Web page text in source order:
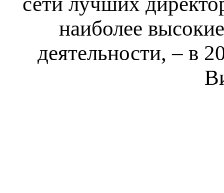
наиболее
деятельности, – в